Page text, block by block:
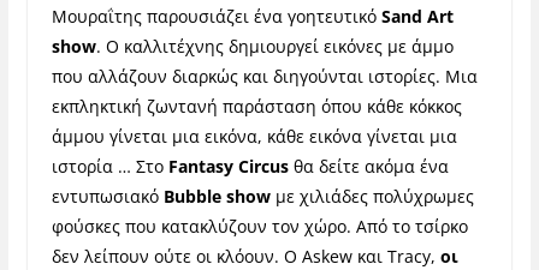
Μουραΐτης παρουσιάζει ένα γοητευτικό Sand Art
show. Ο καλλιτέχνης δημιουργεί εικόνες με άμμο
που αλλάζουν διαρκώς και διηγούνται ιστορίες. Μια
εκπληκτική ζωντανή παράσταση όπου κάθε κόκκος
άμμου γίνεται μια εικόνα, κάθε εικόνα γίνεται μια
ιστορία … Στο Fantasy Circus θα δείτε ακόμα ένα
εντυπωσιακό Bubble showμε χιλιάδες πολύχρωμες
φούσκες που κατακλύζουν τον χώρο. Από το τσίρκο
δεν λείπουν ούτε οι κλόουν. Ο Askew και Tracy, οι